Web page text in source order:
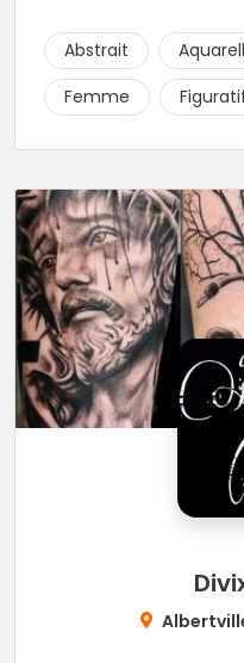
pas cet excellent
pour vous mettre à
décor, sourire et bien
Une très belle adresse
Abstrait
Femme